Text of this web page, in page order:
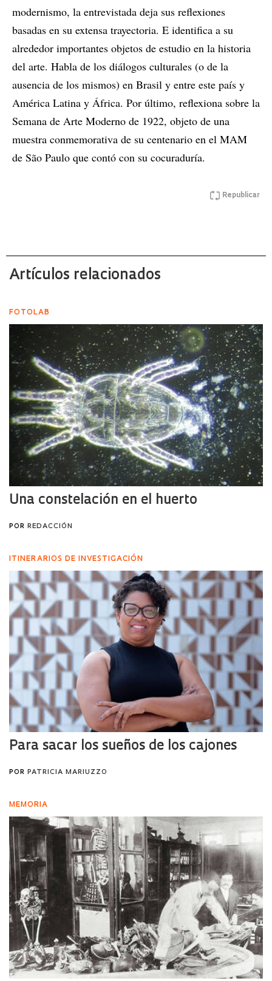
modernismo, la entrevistada deja sus reflexiones
basadas en su extensa trayectoria. E identifica a su
alrededor importantes objetos de estudio en la historia
del arte. Habla de los diálogos culturales (o de la
ausencia de los mismos) en Brasil y entre este país y
América Latina y África. Por último, reflexiona sobre la
Semana de Arte Moderno de 1922, objeto de una
muestra conmemorativa de su centenario en el MAM
de São Paulo que contó con su cocuraduría.
Republicar